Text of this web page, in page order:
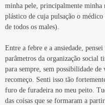
minha pele, principalmente minha
plástico de cuja pulsação o médico
de todos os males).
Entre a febre e a ansiedade, pensei
parâmetros da organização social
para sempre, sem possibilidade de
recomeço. Senti isso tão
furo de furadeira no meu peito.
das coisas que se formaram a